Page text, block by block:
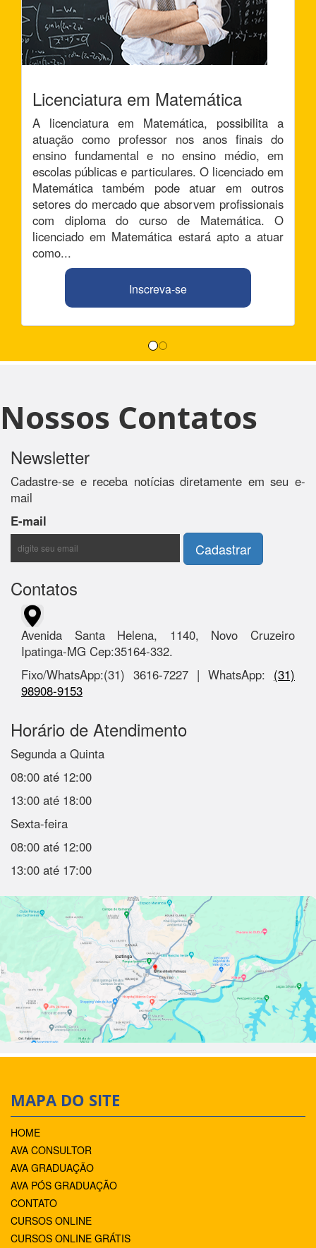
Licenciatura em Matemática
A licenciatura em Matemática, possibilita a
atuação como professor nos anos finais do
ensino fundamental e no ensino médio, em
escolas públicas e particulares. O licenciado em
Matemática também pode atuar em outros
setores do mercado que absorvem profissionais
com diploma do curso de Matemática. O
licenciado em Matemática estará apto a atuar
como...
Inscreva-se
Nossos Contatos
Newsletter
Cadastre-se e receba notícias diretamente em seu e-
mail
E-mail
Contatos
Avenida Santa Helena, 1140, Novo Cruzeiro
Ipatinga-MG Cep:35164-332.
Fixo/WhatsApp:(31) 3616-7227 | WhatsApp: (31)
98908-9153
Horário de Atendimento
Segunda a Quinta
08:00 até 12:00
13:00 até 18:00
Sexta-feira
08:00 até 12:00
13:00 até 17:00
MAPA DO SITE
HOME
AVA CONSULTOR
AVA GRADUAÇÃO
AVA PÓS GRADUAÇÃO
CONTATO
CURSOS ONLINE
CURSOS ONLINE GRÁTIS